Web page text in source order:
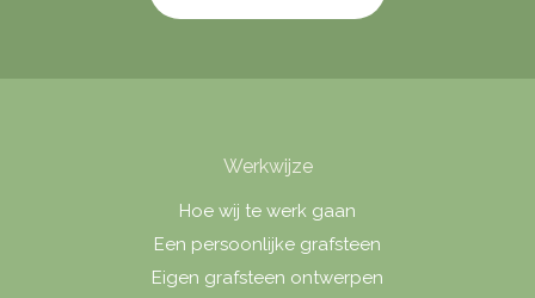
Werkwijze
Hoe wij te werk gaan
Een persoonlijke grafsteen
Eigen grafsteen ontwerpen